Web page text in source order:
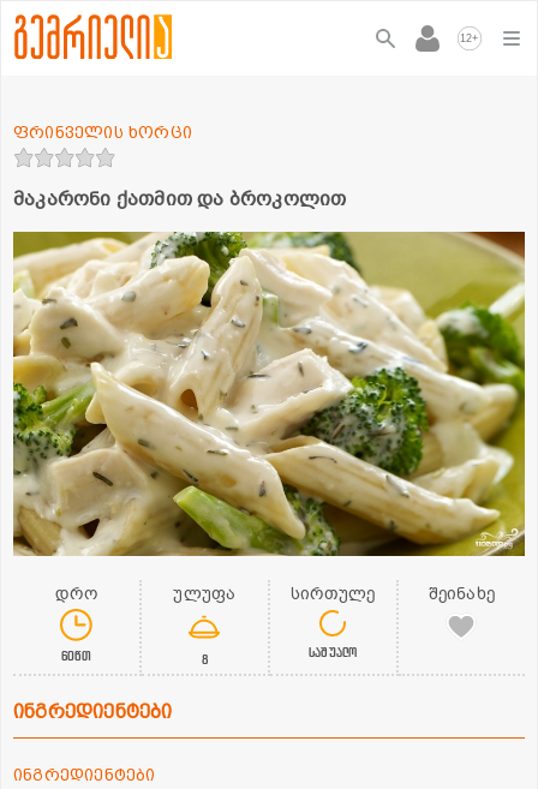
12+
მაკარონი ქათმით და ბროკოლით
ფრინველის ხორცი
დრო
60წთ
ულუფა
8
სირთულე
საშუალო
შეინახე
ინგრედიენტები
ინგრედიენტები